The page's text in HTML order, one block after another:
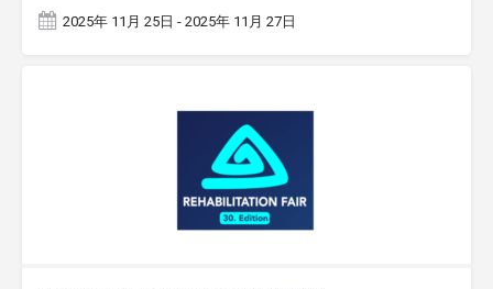
2025年 11月 25日 - 2025年 11月 27日